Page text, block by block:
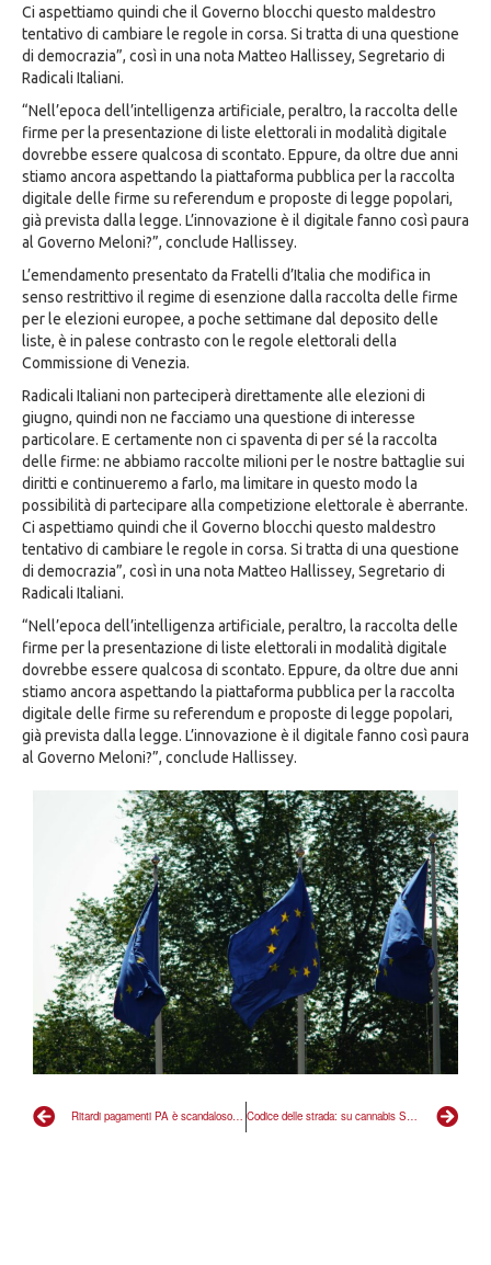
Ritardi pagamenti PA è scandaloso, subito la nostra PDL Codice delle strada: su cannabis Salvini si sbaglia!
Ci aspettiamo quindi che il Governo blocchi questo maldestro
tentativo di cambiare le regole in corsa. Si tratta di una questione
di democrazia”, così in una nota Matteo Hallissey, Segretario di
Radicali Italiani.
“Nell’epoca dell’intelligenza artificiale, peraltro, la raccolta delle
firme per la presentazione di liste elettorali in modalità digitale
dovrebbe essere qualcosa di scontato. Eppure, da oltre due anni
stiamo ancora aspettando la piattaforma pubblica per la raccolta
digitale delle firme su referendum e proposte di legge popolari,
già prevista dalla legge. L’innovazione è il digitale fanno così paura
al Governo Meloni?”, conclude Hallissey.
L’emendamento presentato da Fratelli d’Italia che modifica in
senso restrittivo il regime di esenzione dalla raccolta delle firme
per le elezioni europee, a poche settimane dal deposito delle
liste, è in palese contrasto con le regole elettorali della
Commissione di Venezia.
Radicali Italiani non parteciperà direttamente alle elezioni di
giugno, quindi non ne facciamo una questione di interesse
particolare. E certamente non ci spaventa di per sé la raccolta
delle firme: ne abbiamo raccolte milioni per le nostre battaglie sui
diritti e continueremo a farlo, ma limitare in questo modo la
possibilità di partecipare alla competizione elettorale è aberrante.
Ci aspettiamo quindi che il Governo blocchi questo maldestro
tentativo di cambiare le regole in corsa. Si tratta di una questione
di democrazia”, così in una nota Matteo Hallissey, Segretario di
Radicali Italiani.
“Nell’epoca dell’intelligenza artificiale, peraltro, la raccolta delle
firme per la presentazione di liste elettorali in modalità digitale
dovrebbe essere qualcosa di scontato. Eppure, da oltre due anni
stiamo ancora aspettando la piattaforma pubblica per la raccolta
digitale delle firme su referendum e proposte di legge popolari,
già prevista dalla legge. L’innovazione è il digitale fanno così paura
al Governo Meloni?”, conclude Hallissey.